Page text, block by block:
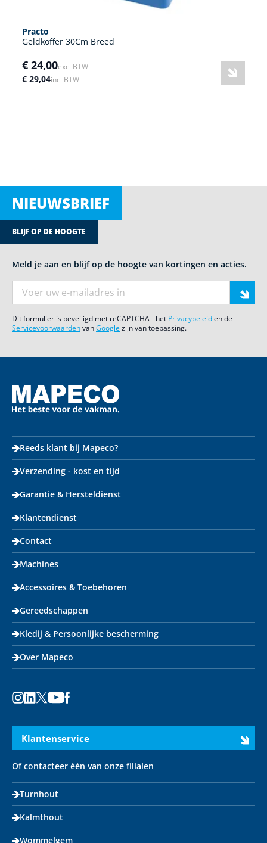
Practo
Geldkoffer 30Cm Breed
€ 24,00excl BTW
€ 29,04incl BTW
NIEUWSBRIEF
BLIJF OP DE HOOGTE
Meld je aan en blijf op de hoogte van kortingen en acties.
Dit formulier is beveiligd met reCAPTCHA - het Privacybeleiden de
ServicevoorwaardenvanGoogle zijn van toepassing.
Reeds klant bij Mapeco?
Verzending - kost en tijd
Garantie & Hersteldienst
Klantendienst
Contact
Machines
Accessoires & Toebehoren
Gereedschappen
Kledij & Persoonlijke bescherming
Over Mapeco
Klantenservice
Of contacteer één van onze filialen
Turnhout
Kalmthout
Wommelgem